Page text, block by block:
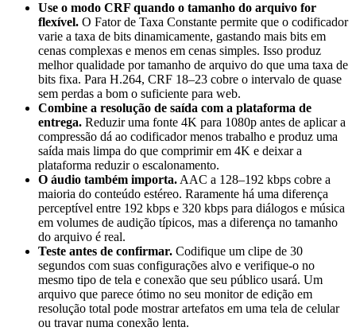
Use o modo CRF quando o tamanho do arquivo for
flexível. O Fator de Taxa Constante permite que o codificador
varie a taxa de bits dinamicamente, gastando mais bits em
cenas complexas e menos em cenas simples. Isso produz
melhor qualidade por tamanho de arquivo do que uma taxa de
bits fixa. Para H.264, CRF 18–23 cobre o intervalo de quase
sem perdas a bom o suficiente para web.
Combine a resolução de saída com a plataforma de
entrega. Reduzir uma fonte 4K para 1080p antes de aplicar a
compressão dá ao codificador menos trabalho e produz uma
saída mais limpa do que comprimir em 4K e deixar a
plataforma reduzir o escalonamento.
O áudio também importa. AAC a 128–192 kbps cobre a
maioria do conteúdo estéreo. Raramente há uma diferença
perceptível entre 192 kbps e 320 kbps para diálogos e música
em volumes de audição típicos, mas a diferença no tamanho
do arquivo é real.
Teste antes de confirmar. Codifique um clipe de 30
segundos com suas configurações alvo e verifique-o no
mesmo tipo de tela e conexão que seu público usará. Um
arquivo que parece ótimo no seu monitor de edição em
resolução total pode mostrar artefatos em uma tela de celular
ou travar numa conexão lenta.